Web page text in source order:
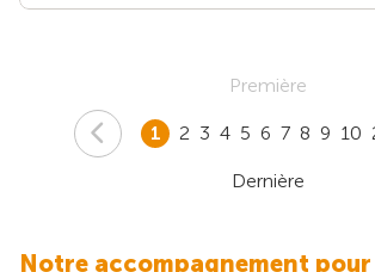
Première
1 2 3 4 5 6 7 8 9 10
Dernière
Notre accompagnement